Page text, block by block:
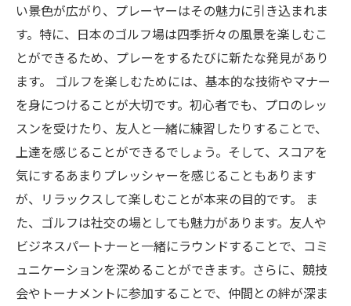
い景色が広がり、プレーヤーはその魅力に引き込まれま
す。特に、日本のゴルフ場は四季折々の風景を楽しむこ
とができるため、プレーをするたびに新たな発見があり
ます。 ゴルフを楽しむためには、基本的な技術やマナー
を身につけることが大切です。初心者でも、プロのレッ
スンを受けたり、友人と一緒に練習したりすることで、
上達を感じることができるでしょう。そして、スコアを
気にするあまりプレッシャーを感じることもあります
が、リラックスして楽しむことが本来の目的です。 ま
た、ゴルフは社交の場としても魅力があります。友人や
ビジネスパートナーと一緒にラウンドすることで、コミ
ュニケーションを深めることができます。さらに、競技
会やトーナメントに参加することで、仲間との絆が深ま